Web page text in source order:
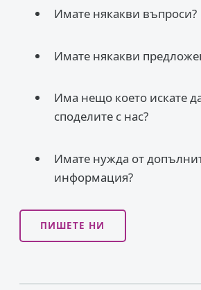
Имате някакви въпроси?
Имате някакви
Има нещо което искате
споделите с нас?
Имате нужда от
информация?
ПИШЕТЕ НИ